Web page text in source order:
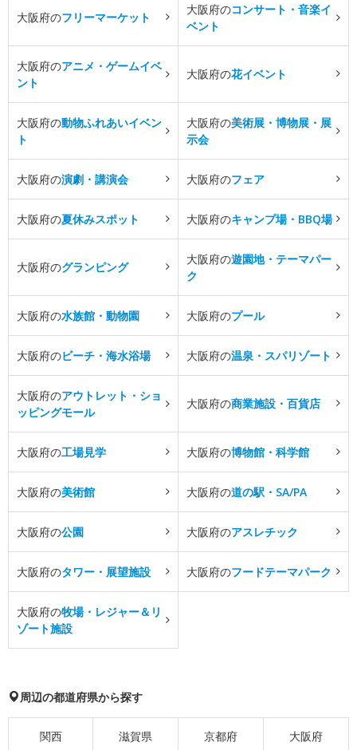
大阪府のフリーマーケット
大阪府のコンサート・音楽イ
ベント
大阪府のアニメ・ゲームイベ
ント
大阪府の花イベント
大阪府の動物ふれあいイベン
ト
大阪府の美術展・博物展・展
示会
大阪府の演劇・講演会 大阪府のフェア
大阪府の夏休みスポット 大阪府のキャンプ場・BBQ場
大阪府のグランピング
大阪府の遊園地・テーマパー
ク
大阪府の水族館・動物園 大阪府のプール
大阪府のビーチ・海水浴場 大阪府の温泉・スパリゾート
大阪府のアウトレット・ショ
ッピングモール
大阪府の商業施設・百貨店
大阪府の工場見学 大阪府の博物館・科学館
大阪府の美術館 大阪府の道の駅・SA/PA
大阪府の公園 大阪府のアスレチック
大阪府のタワー・展望施設 大阪府のフードテーマパーク
大阪府の牧場・レジャー＆リ
ゾート施設
周辺の都道府県から探す
関西 滋賀県 京都府 大阪府